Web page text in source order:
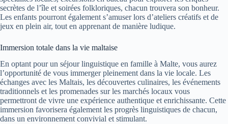
secrètes de l’île et soirées folkloriques, chacun trouvera son bonheur.
Les enfants pourront également s’amuser lors d’ateliers créatifs et de
jeux en plein air, tout en apprenant de manière ludique.
Immersion totale dans la vie maltaise
En optant pour un séjour linguistique en famille à Malte, vous aurez
l’opportunité de vous immerger pleinement dans la vie locale. Les
échanges avec les Maltais, les découvertes culinaires, les événements
traditionnels et les promenades sur les marchés locaux vous
permettront de vivre une expérience authentique et enrichissante. Cette
immersion favorisera également les progrès linguistiques de chacun,
dans un environnement convivial et stimulant.